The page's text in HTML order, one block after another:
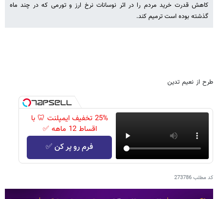
کاهش قدرت خرید مردم را در اثر نوسانات نرخ ارز و تورمی که در چند ماه
گذشته بوده است ترمیم کند.
طرح از نعیم تدین
25% تخفیف ایمپلنت 🦷 با
اقساط 12 ماهه ✅
فرم رو پر کن ✅
کد مطلب273786